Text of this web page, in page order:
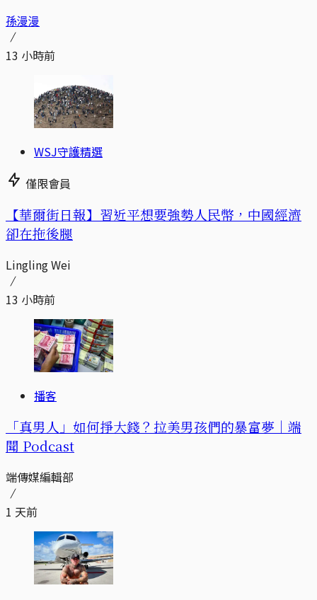
孫漫漫
13 小時前
WSJ守護精選
僅限會員
【華爾街日報】習近平想要強勢人民幣，中國經濟
卻在拖後腿
Lingling Wei
13 小時前
播客
「真男人」如何掙大錢？拉美男孩們的暴富夢｜端
聞 Podcast
端傳媒編輯部
1 天前